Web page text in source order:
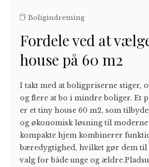
Boligindretning
Fordele ved at
house på 60 m2
I takt med at boligpriserne stiger,
og flere at bo i mindre boliger. Et
er et tiny house 60 m2, som
og økonomisk løsning til moderne
kompakte hjem kombinerer
bæredygtighed, hvilket gør dem til
valg for både unge og